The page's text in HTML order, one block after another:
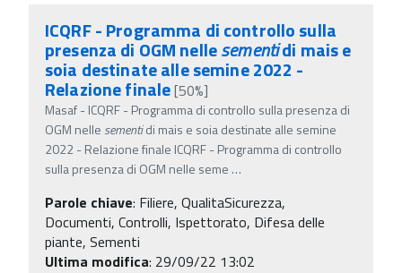
ICQRF - Programma di controllo sulla
presenza di OGM nellesementidi mais e
soia destinate alle semine 2022 -
Relazione finale[50%]
Masaf - ICQRF - Programma di controllo sulla presenza di
OGM nelle sementidi mais e soia destinate alle semine
2022 - Relazione finale ICQRF - Programma di controllo
sulla presenza di OGM nelle seme …
Parole chiave: Filiere, QualitaSicurezza,
Documenti, Controlli, Ispettorato, Difesa delle
piante, Sementi
Ultima modifica: 29/09/22 13:02